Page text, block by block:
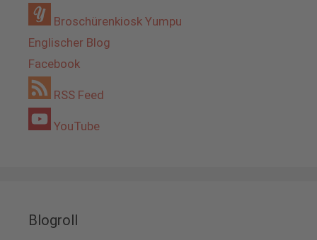
Broschürenkiosk Yumpu
Englischer Blog
Facebook
RSS Feed
YouTube
Blogroll